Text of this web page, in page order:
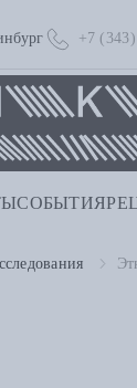
+7
СОБЫТИЯ